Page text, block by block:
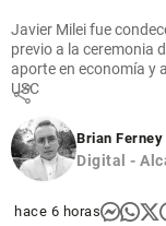
Democrática
del Congo
share
Javier Milei fue
previo a la ceremonia
aporte en economía y
USC
Brian
Digital -
hace 6 horas